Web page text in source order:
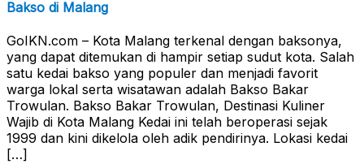
Bakso di Malang
GoIKN.com – Kota Malang terkenal dengan baksonya,
yang dapat ditemukan di hampir setiap sudut kota. Salah
satu kedai bakso yang populer dan menjadi favorit
warga lokal serta wisatawan adalah Bakso Bakar
Trowulan. Bakso Bakar Trowulan, Destinasi Kuliner
Wajib di Kota Malang Kedai ini telah beroperasi sejak
1999 dan kini dikelola oleh adik pendirinya. Lokasi kedai
[…]